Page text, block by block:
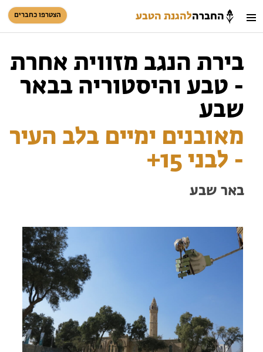
החברהלהגנת הטבע הצטרפו כחברים
חיפוש כניסת חברים
סל קניות
הזמינו פעילויות וטיולים מודרכים
בתי ספר שדה
טיולים למבוגרים: ארץ אהבתי
המגזין – כל מה שקורה בטבע
חופשות בבתי ספר שדה
ארץ אהבתי – קבוצות טיולים למבוגרים
בירת הנגב מזווית אחרת
- טבע והיסטוריה בבאר
שבע
מאובנים ימיים בלב העיר
- לבני 15+
באר שבע